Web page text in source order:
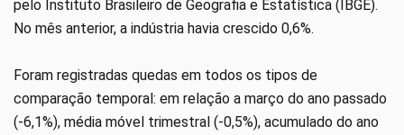
pelo Instituto Brasileiro de Geografia e Estatística (IBGE).
No mês anterior, a indústria havia crescido 0,6%.
Foram registradas quedas em todos os tipos de
comparação temporal: em relação a março do ano passado
(-6,1%), média móvel trimestral (-0,5%), acumulado do ano